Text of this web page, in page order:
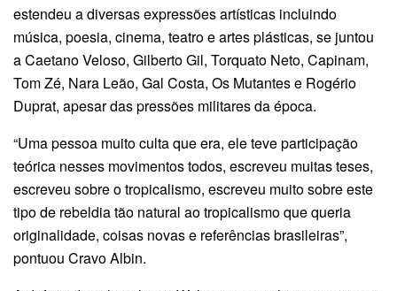
estendeu a diversas expressões artísticas incluindo
música, poesia, cinema, teatro e artes plásticas, se juntou
a Caetano Veloso, Gilberto Gil, Torquato Neto, Capinam,
Tom Zé, Nara Leão, Gal Costa, Os Mutantes e Rogério
Duprat, apesar das pressões militares da época.
“Uma pessoa muito culta que era, ele teve participação
teórica nesses movimentos todos, escreveu muitas teses,
escreveu sobre o tropicalismo, escreveu muito sobre este
tipo de rebeldia tão natural ao tropicalismo que queria
originalidade, coisas novas e referências brasileiras”,
pontuou Cravo Albin.